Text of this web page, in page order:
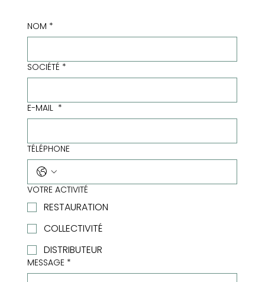
NOM *
SOCIÉTÉ *
E-MAIL *
TÉLÉPHONE
VOTRE ACTIVITÉ
RESTAURATION
COLLECTIVITÉ
DISTRIBUTEUR
MESSAGE *